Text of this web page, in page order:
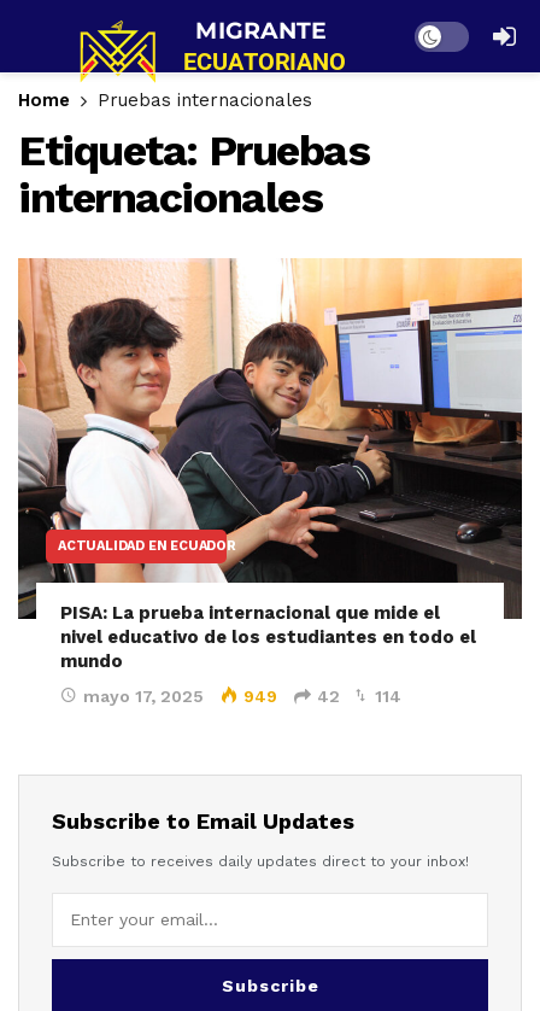
Dark mode
Home Pruebas internacionales
Etiqueta: Pruebas
internacionales
ACTUALIDAD EN ECUADOR
PISA: La prueba internacional que mide el
nivel educativo de los estudiantes en todo el
mundo
mayo 17, 2025 949 42 114
Subscribe to Email Updates
Subscribe to receives daily updates direct to your inbox!
Subscribe